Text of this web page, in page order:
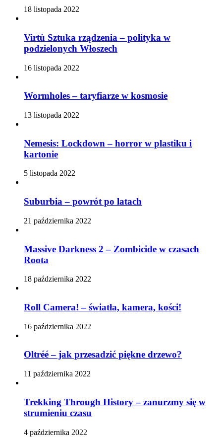
18 listopada 2022
Virtù Sztuka rządzenia – polityka w
podzielonych Włoszech
16 listopada 2022
Wormholes – taryfiarze w kosmosie
13 listopada 2022
Nemesis: Lockdown – horror w plastiku i
kartonie
5 listopada 2022
Suburbia – powrót po latach
21 października 2022
Massive Darkness 2 – Zombicide w czasach
Roota
18 października 2022
Roll Camera! – światła, kamera, kości!
16 października 2022
Oltréé – jak przesadzić piękne drzewo?
11 października 2022
Trekking Through History – zanurzmy się w
strumieniu czasu
4 października 2022